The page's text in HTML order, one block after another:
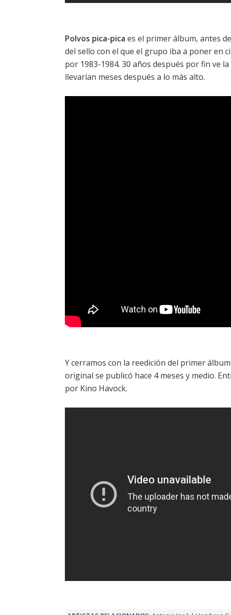
Polvos pica-pica es el primer álbum, antes
del sello con el que el grupo iba a poner en
por 1983-1984. 30 años después por fin ve
llevarían meses después a lo más alto.
Y cerramos con la reedición del primer
original se publicó hace 4 meses y medio.
por Kino Havock.